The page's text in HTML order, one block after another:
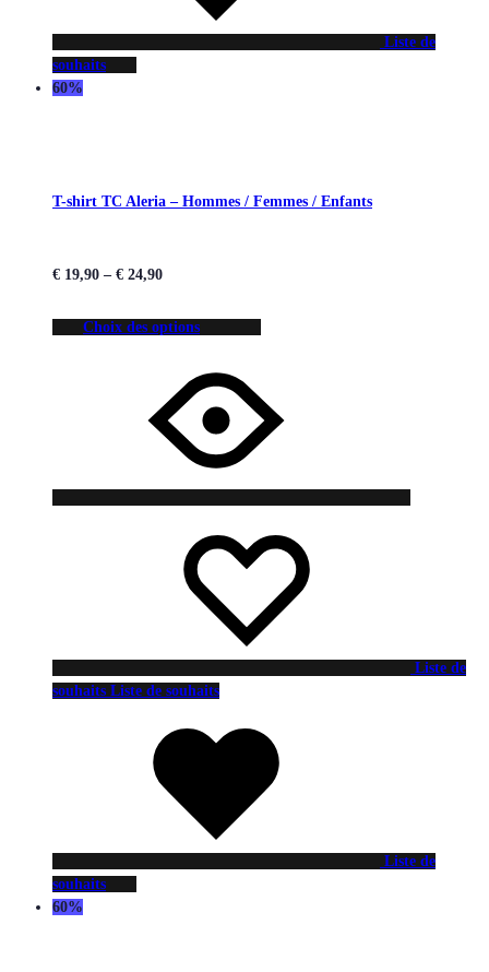
Liste de
souhaits
60%
T-shirt TC Aleria – Hommes / Femmes / Enfants
€ 19,90 – € 24,90
Choix des options
Liste de
souhaits Liste de souhaits
Liste de
souhaits
60%